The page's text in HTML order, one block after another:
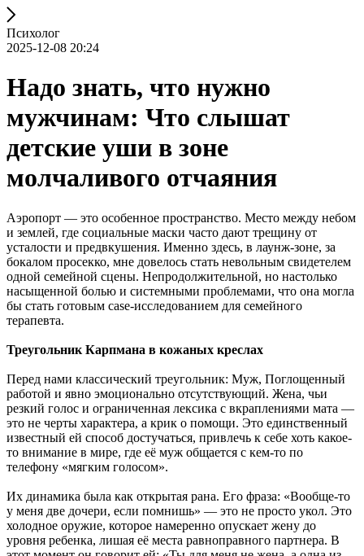
Психолог
2025-12-08 20:24
Надо знать, что нужно
мужчинам: Что слышат
детские уши в зоне
молчаливого отчаяния
Аэропорт — это особенное пространство. Место между небом
и землей, где социальные маски часто дают трещину от
усталости и предвкушения. Именно здесь, в лаунж-зоне, за
бокалом просекко, мне довелось стать невольным свидетелем
одной семейной сцены. Непродолжительной, но настолько
насыщенной болью и системными проблемами, что она могла
бы стать готовым case-исследованием для семейного
терапевта.
Треугольник Карпмана в кожаных креслах
Перед нами классический треугольник: Муж, Поглощенный
работой и явно эмоционально отсутствующий. Жена, чьи
резкий голос и ограниченная лексика с вкраплениями мата —
это не черты характера, а крик о помощи. Это единственный
известный ей способ достучаться, привлечь к себе хоть какое-
то внимание в мире, где её муж общается с кем-то по
телефону «мягким голосом».
Их динамика была как открытая рана. Его фраза: «Вообще-то
у меня две дочери, если помнишь» — это не просто укол. Это
холодное оружие, которое намеренно опускает жену до
уровня ребенка, лишая её места равноправного партнера. В